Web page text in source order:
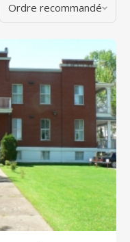
Ordre recommandé